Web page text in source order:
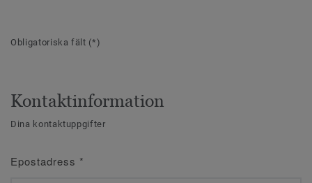
Obligatoriska fält (*)
Kontaktinformation
Dina kontaktuppgifter
Epostadress *